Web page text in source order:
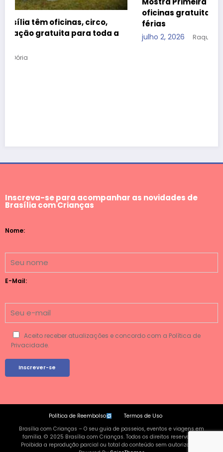
oficinas gratuitas ao CCBB Brasília durante as
férias
julho 2, 2026 Raquel Dória
Inscreva-se para acompanhar as novidades de
Brasília com Crianças
Nome:
E-Mail:
Aceito receber atualizações e concordo com a Política de
Privacidade.
Política de Reembolso
Termos de Uso
Brasília com Crianças – O seu guia de passeios, eventos e viagens em
família. © 2025 Brasília com Crianças. Todos os direitos reservados.
Proibida a reprodução parcial ou total do conteúdo sem autorização |